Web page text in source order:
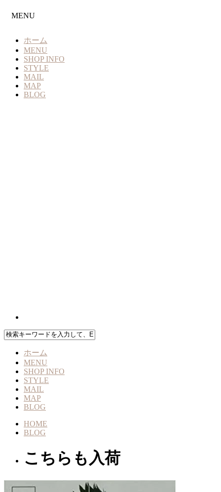
MENU
ホーム
MENU
SHOP INFO
STYLE
MAIL
MAP
BLOG
ホーム
MENU
SHOP INFO
STYLE
MAIL
MAP
BLOG
HOME
BLOG
こちらも入荷